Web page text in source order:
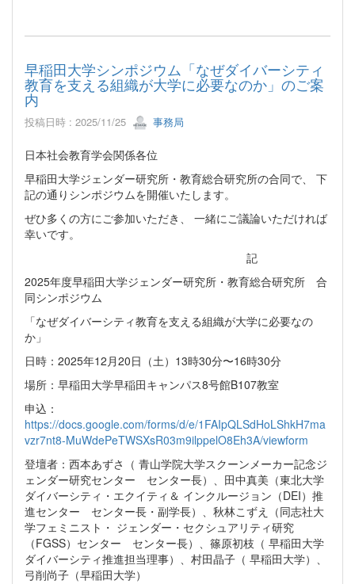
早稲田大学シンポジウム「なぜダイバーシティ
教育を支える組織が大学に必要なのか」のご案
内
投稿日時 : 2025/11/25 事務局
日本社会教育学会関係各位
早稲田大学ジェンダー研究所・教育総合研究所の合同で、 下
記の通りシンポジウムを開催いたします。
ぜひ多くの方にご参加いただき、 一緒にご議論いただければ
幸いです。
記
2025年度早稲田大学ジェンダー研究所・教育総合研究所 合
同シンポジウム
「なぜダイバーシティ教育を支える組織が大学に必要なの
か」
日時：2025年12月20日（土）13時30分〜16時30分
場所：早稲田大学早稲田キャンパス8号館B107教室
申込：
https://docs.google.com/forms/d/e/1FAIpQLSdHoLShkH7ma
vzr7nt8-MuWdePeTWSXsR03m9ilppelO8Eh3A/viewform
登壇者：西本あずさ（ 青山学院大学スクーンメーカー記念ジ
ェンダー研究センター センター長）、田中真美（東北大学
ダイバーシティ・エクイティ＆ インクルージョン（DEI）推
進センター センター長・副学長）、秋林こずえ（同志社大
学フェミニスト・ ジェンダー・セクシュアリティ研究
（FGSS）センター センター長）、篠原初枝（ 早稲田大学
ダイバーシティ推進担当理事）、村田晶子（ 早稲田大学）、
弓削尚子（早稲田大学）